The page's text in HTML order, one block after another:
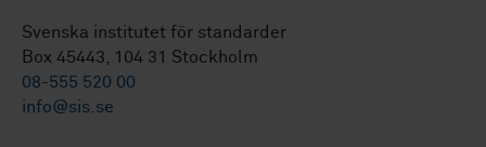
Svenska institutet för standarder
Box 45443, 104 31 Stockholm
08-555 520 00
info@sis.se